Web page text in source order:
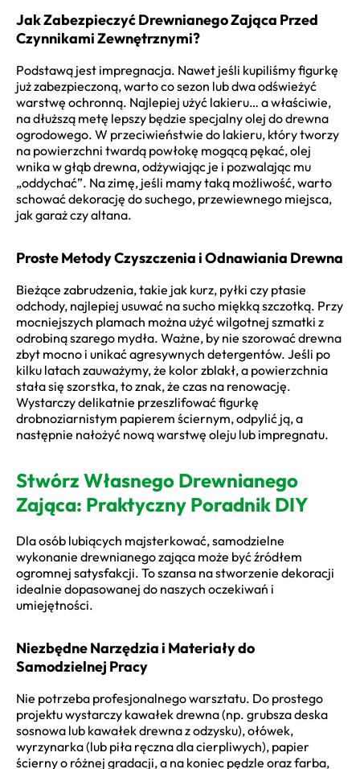
Jak Zabezpieczyć Drewnianego Zająca Przed
Czynnikami Zewnętrznymi?
Podstawą jest impregnacja. Nawet jeśli kupiliśmy figurkę
już zabezpieczoną, warto co sezon lub dwa odświeżyć
warstwę ochronną. Najlepiej użyć lakieru… a właściwie,
na dłuższą metę lepszy będzie specjalny olej do drewna
ogrodowego. W przeciwieństwie do lakieru, który tworzy
na powierzchni twardą powłokę mogącą pękać, olej
wnika w głąb drewna, odżywiając je i pozwalając mu
„oddychać”. Na zimę, jeśli mamy taką możliwość, warto
schować dekorację do suchego, przewiewnego miejsca,
jak garaż czy altana.
Proste Metody Czyszczenia i Odnawiania Drewna
Bieżące zabrudzenia, takie jak kurz, pyłki czy ptasie
odchody, najlepiej usuwać na sucho miękką szczotką. Przy
mocniejszych plamach można użyć wilgotnej szmatki z
odrobiną szarego mydła. Ważne, by nie szorować drewna
zbyt mocno i unikać agresywnych detergentów. Jeśli po
kilku latach zauważymy, że kolor zblakł, a powierzchnia
stała się szorstka, to znak, że czas na renowację.
Wystarczy delikatnie przeszlifować figurkę
drobnoziarnistym papierem ściernym, odpylić ją, a
następnie nałożyć nową warstwę oleju lub impregnatu.
Stwórz Własnego Drewnianego
Zająca: Praktyczny Poradnik DIY
Dla osób lubiących majsterkować, samodzielne
wykonanie drewnianego zająca może być źródłem
ogromnej satysfakcji. To szansa na stworzenie dekoracji
idealnie dopasowanej do naszych oczekiwań i
umiejętności.
Niezbędne Narzędzia i Materiały do
Samodzielnej Pracy
Nie potrzeba profesjonalnego warsztatu. Do prostego
projektu wystarczy kawałek drewna (np. grubsza deska
sosnowa lub kawałek drewna z odzysku), ołówek,
wyrzynarka (lub piła ręczna dla cierpliwych), papier
ścierny o różnej gradacji, a na koniec pędzle oraz farba,